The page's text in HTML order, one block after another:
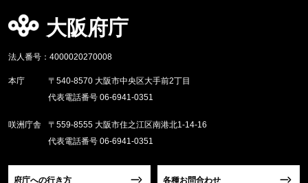
大阪府庁
法人番号：4000020270008
本庁
〒540-8570 大阪市中央区大手前2丁目
代表電話番号 06-6941-0351
咲洲庁舎
〒559-8555 大阪市住之江区南港北1-14-16
代表電話番号 06-6941-0351
府庁への行き方 各種お問合わせ